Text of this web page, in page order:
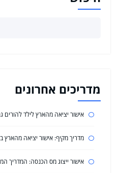
מדריכים אחרונים
אישור יציאה מהארץ לילד
מדריך מקיף: אישור יציאה מהארץ
אישור ייצוג מס הכנסה: המדריך